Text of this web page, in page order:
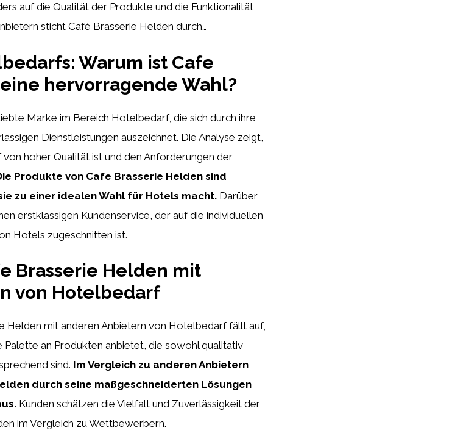
auf die Qualität der Produkte und die Funktionalität
sticht Café Brasserie Helden durch…
Warum ist Cafe
hervorragende Wahl?
Marke im Bereich Hotelbedarf, die sich durch ihre
Dienstleistungen auszeichnet. Die Analyse zeigt,
hoher Qualität ist und den Anforderungen der
Produkte von Cafe Brasserie Helden sind
zu einer idealen Wahl für Hotels macht. Darüber
erstklassigen Kundenservice, der auf die individuellen
Hotels zugeschnitten ist.
Brasserie Helden mit
von Hotelbedarf
Helden mit anderen Anbietern von Hotelbedarf fällt auf,
Palette an Produkten anbietet, die sowohl qualitativ
sind. Im Vergleich zu anderen Anbietern
durch seine maßgeschneiderten Lösungen
Kunden schätzen die Vielfalt und Zuverlässigkeit der
im Vergleich zu Wettbewerbern.